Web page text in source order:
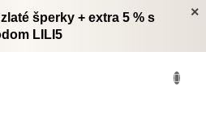
×
šperky + extra 5 % s
LILI5